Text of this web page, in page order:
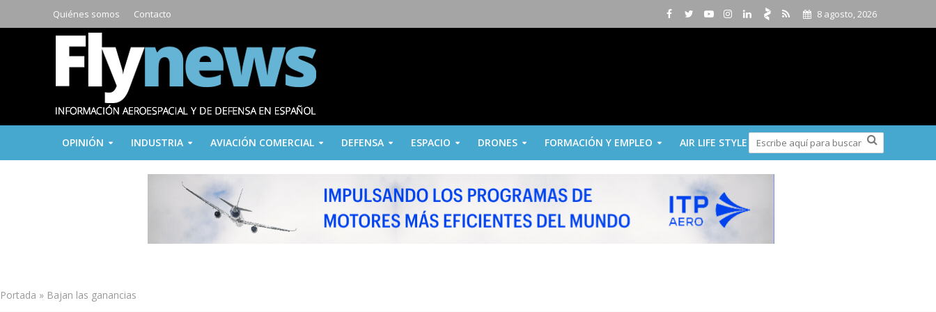
Quiénes somos Contacto 8 agosto, 2026
OPINIÓN INDUSTRIA AVIACIÓN COMERCIAL DEFENSA ESPACIO DRONES FORMACIÓN Y EMPLEO AIR LIFE STYLE
Portada » Bajan las ganancias